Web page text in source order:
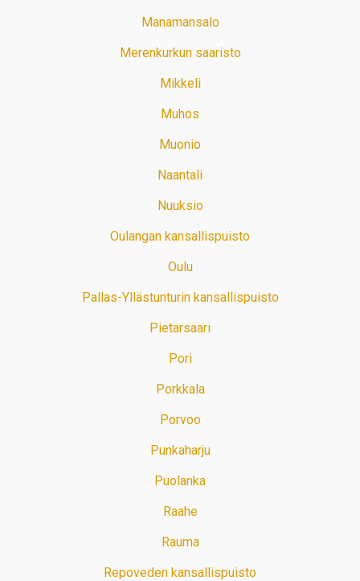
Manamansalo
Merenkurkun saaristo
Mikkeli
Muhos
Muonio
Naantali
Nuuksio
Oulangan kansallispuisto
Oulu
Pallas-Yllästunturin kansallispuisto
Pietarsaari
Pori
Porkkala
Porvoo
Punkaharju
Puolanka
Raahe
Rauma
Repoveden kansallispuisto